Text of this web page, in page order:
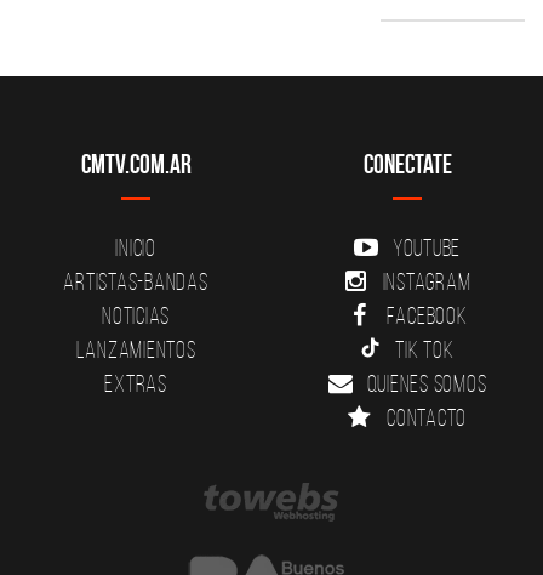
CMTV.com.ar
Inicio
Artistas-Bandas
Noticias
Lanzamientos
Extras
Conectate
YouTube
Instagram
Facebook
Tik Tok
Quienes somos
Contacto